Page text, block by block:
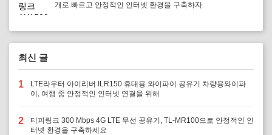
개로 빠르고 안정적인 인터넷 환경을 구축하자
최신 글
1
LTE라우터 아이리버 ILR150 휴대용 와이파이 공유기 차량용와이파
이, 여행 중 안정적인 인터넷 연결을 위해
2
티피링크 300 Mbps 4G LTE 무선 공유기, TL-MR100으로 안정적인 인
터넷 환경을 구축하세요